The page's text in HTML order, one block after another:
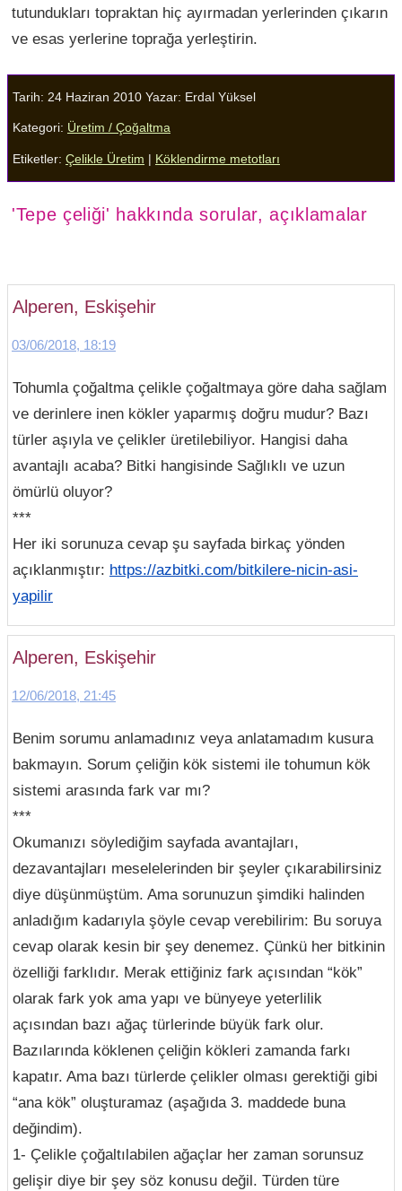
tutundukları topraktan hiç ayırmadan yerlerinden çıkarın
ve esas yerlerine toprağa yerleştirin.
Tarih: 24 Haziran 2010 Yazar: Erdal Yüksel
Kategori: Üretim / Çoğaltma
Etiketler: Çelikle Üretim Köklendirme metotları
'Tepe çeliği' hakkında sorular, açıklamalar
Alperen, Eskişehir
03/06/2018, 18:19
Tohumla çoğaltma çelikle çoğaltmaya göre daha sağlam
ve derinlere inen kökler yaparmış doğru mudur? Bazı
türler aşıyla ve çelikler üretilebiliyor. Hangisi daha
avantajlı acaba? Bitki hangisinde Sağlıklı ve uzun
ömürlü oluyor?
***
Her iki sorunuza cevap şu sayfada birkaç yönden
açıklanmıştır: https://azbitki.com/bitkilere-nicin-asi-
yapilir
Alperen, Eskişehir
12/06/2018, 21:45
Benim sorumu anlamadınız veya anlatamadım kusura
bakmayın. Sorum çeliğin kök sistemi ile tohumun kök
sistemi arasında fark var mı?
***
Okumanızı söylediğim sayfada avantajları,
dezavantajları meselelerinden bir şeyler çıkarabilirsiniz
diye düşünmüştüm. Ama sorunuzun şimdiki halinden
anladığım kadarıyla şöyle cevap verebilirim: Bu soruya
cevap olarak kesin bir şey denemez. Çünkü her bitkinin
özelliği farklıdır. Merak ettiğiniz fark açısından “kök”
olarak fark yok ama yapı ve bünyeye yeterlilik
açısından bazı ağaç türlerinde büyük fark olur.
Bazılarında köklenen çeliğin kökleri zamanda farkı
kapatır. Ama bazı türlerde çelikler olması gerektiği gibi
“ana kök” oluşturamaz (aşağıda 3. maddede buna
değindim).
1- Çelikle çoğaltılabilen ağaçlar her zaman sorunsuz
gelişir diye bir şey söz konusu değil. Türden türe